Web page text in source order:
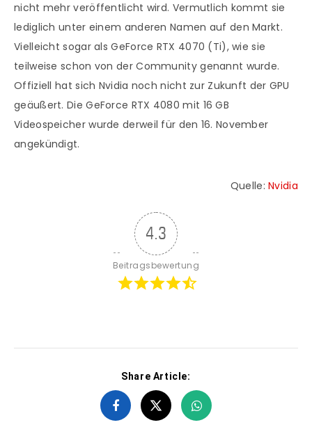
nicht mehr veröffentlicht wird. Vermutlich kommt sie
lediglich unter einem anderen Namen auf den Markt.
Vielleicht sogar als GeForce RTX 4070 (Ti), wie sie
teilweise schon von der Community genannt wurde.
Offiziell hat sich Nvidia noch nicht zur Zukunft der GPU
geäußert. Die GeForce RTX 4080 mit 16 GB
Videospeicher wurde derweil für den 16. November
angekündigt.
Quelle:Nvidia
4.3
Beitragsbewertung
Share Article: